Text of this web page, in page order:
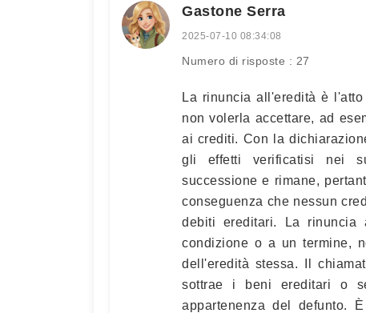
Gastone Serra
2025-07-10 08:34:08
Numero di risposte : 27
La rinuncia all'eredità è
non volerla accettare, ad
ai crediti. Con la
gli effetti verificatisi nei
successione e rimane,
conseguenza che nessun
debiti ereditari. La rinuncia
condizione o a un termine,
dell'eredità stessa. Il
sottrae i beni ereditari o
appartenenza del defunto.